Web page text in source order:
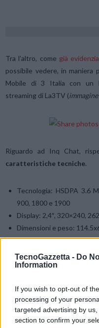
TecnoGazzetta - Do
Information
If you wish to opt-out of
processing of your
targeted advertising by
section to confirm your
Tra l’altro, come già
possibile vedere, in
Mobile di 3 Italia con un
streaming di La3TV (
Riguardo ad Inq Chat,
caratteristiche tecniche.
Tecnologia: HSDPA 3.6
900, 1800 e 1900
Display: 2,4″, 320×240,
Dimensioni e peso:
Videocamera: integrata
Fotocamera: risoluzione
Connettività: USB 2.0 –
Videochiamata: sì
Multimedia:video (3gp,